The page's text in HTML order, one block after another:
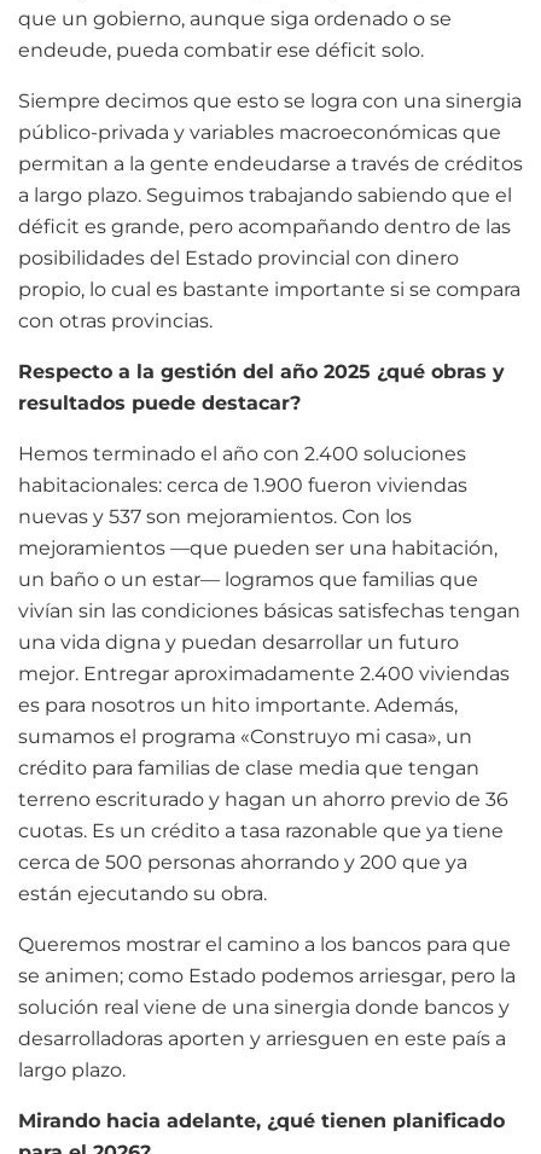
que un gobierno, aunque siga ordenado o se
endeude, pueda combatir ese déficit solo.
Siempre decimos que esto se logra con una sinergia
público-privada y variables macroeconómicas que
permitan a la gente endeudarse a través de créditos
a largo plazo. Seguimos trabajando sabiendo que el
déficit es grande, pero acompañando dentro de las
posibilidades del Estado provincial con dinero
propio, lo cual es bastante importante si se compara
con otras provincias.
Respecto a la gestión del año 2025 ¿qué obras y
resultados puede destacar?
Hemos terminado el año con 2.400 soluciones
habitacionales: cerca de 1.900 fueron viviendas
nuevas y 537 son mejoramientos. Con los
mejoramientos —que pueden ser una habitación,
un baño o un estar— logramos que familias que
vivían sin las condiciones básicas satisfechas tengan
una vida digna y puedan desarrollar un futuro
mejor. Entregar aproximadamente 2.400 viviendas
es para nosotros un hito importante. Además,
sumamos el programa «Construyo mi casa», un
crédito para familias de clase media que tengan
terreno escriturado y hagan un ahorro previo de 36
cuotas. Es un crédito a tasa razonable que ya tiene
cerca de 500 personas ahorrando y 200 que ya
están ejecutando su obra.
Queremos mostrar el camino a los bancos para que
se animen; como Estado podemos arriesgar, pero la
solución real viene de una sinergia donde bancos y
desarrolladoras aporten y arriesguen en este país a
largo plazo.
Mirando hacia adelante, ¿qué tienen planificado